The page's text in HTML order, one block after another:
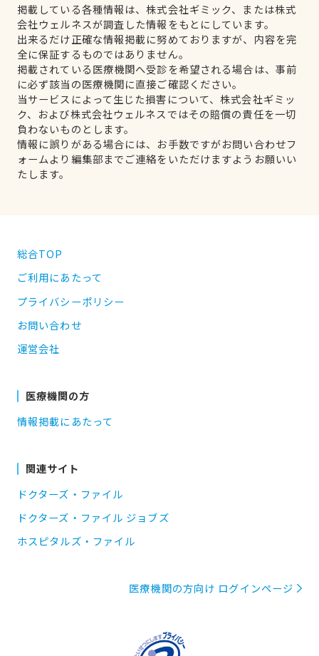
掲載している各種情報は、株式会社ギミック、または株式
会社ウェルネスが調査した情報をもとにしています。
出来るだけ正確な情報掲載に努めておりますが、内容を完
全に保証するものではありません。
掲載されている医療機関へ受診を希望される場合は、事前
に必ず該当の医療機関に直接ご確認ください。
当サービスによって生じた損害について、株式会社ギミッ
ク、および株式会社ウェルネスではその賠償の責任を一切
負わないものとします。
情報に誤りがある場合には、お手数ですがお問い合わせフ
ォームより編集部までご連絡をいただけますようお願いい
たします。
総合TOP
ご利用にあたって
プライバシーポリシー
お問い合わせ
運営会社
医療機関の方
情報掲載にあたって
関連サイト
ドクターズ・ファイル
ドクターズ・ファイル ジョブズ
ホスピタルズ・ファイル
医療機関の方向け ログインページ